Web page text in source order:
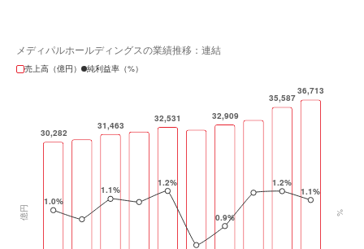
メディパルホールディングスの業績推移：連結
売上高（億円）
純利益率（%）